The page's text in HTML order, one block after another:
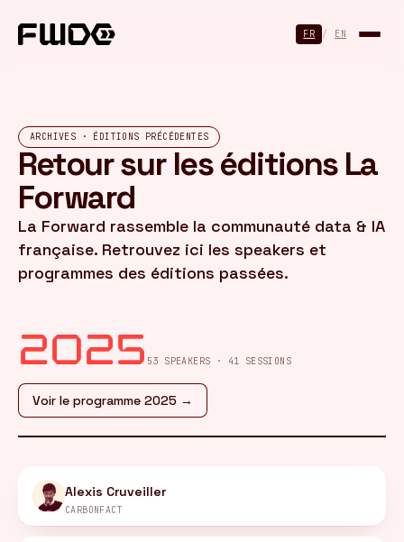
FR / EN
ARCHIVES · ÉDITIONS PRÉCÉDENTES
Retour sur les éditions La
Forward
La Forward rassemble la communauté data & IA
française. Retrouvez ici les speakers et
programmes des éditions passées.
2025 53 SPEAKERS · 41 SESSIONS
Voir le programme 2025 →
Alexis Cruveiller
CARBONFACT